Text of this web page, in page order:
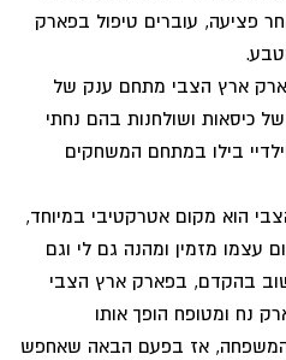
פציעה, עוברים טיפול בפארק
ארץ הצבי מתחם ענק של
כיסאות ושולחנות בהם נחתי
בילו במתחם המשחקים
הוא מקום אטרקטיבי במיוחד,
עצמו מזמין ומהנה גם לי וגם
שוב בהקדם, בפארק ארץ הצבי
נח ומטופח הופך אותו
המשפחה, אז בפעם הבאה שאחפש